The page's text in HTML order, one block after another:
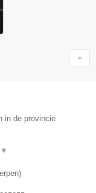
in de provincie
▼
)